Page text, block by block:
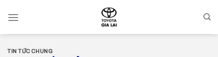
TIN TỨC CHUNG